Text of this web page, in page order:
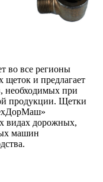
во все регионы
и предлагает
необходимых при
продукции. Щетки
видах дорожных,
машин